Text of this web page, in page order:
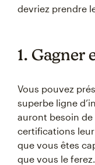
devriez prendre
1. Gagner
Vous pouvez
superbe ligne
auront besoin de
certifications
que vous êtes
que vous le ferez.